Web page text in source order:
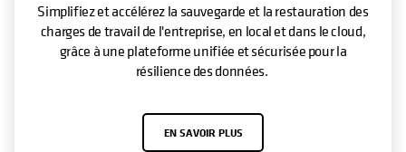
Simplifiez et accélérez la sauvegarde et la restauration des
charges de travail de l'entreprise, en local et dans le cloud,
grâce à une plateforme unifiée et sécurisée pour la
résilience des données.
EN SAVOIR PLUS